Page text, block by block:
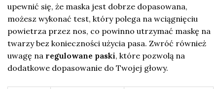
upewnić się, że maska jest dobrze dopasowana,
możesz wykonać test, który polega na wciągnięciu
powietrza przez nos, co powinno utrzymać maskę na
twarzy bez konieczności użycia pasa. Zwróć również
uwagę na regulowane paski, które pozwolą na
dodatkowe dopasowanie do Twojej głowy.